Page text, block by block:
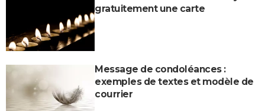
gratuitement une carte
Message de condoléances :
exemples de textes et modèle de
courrier